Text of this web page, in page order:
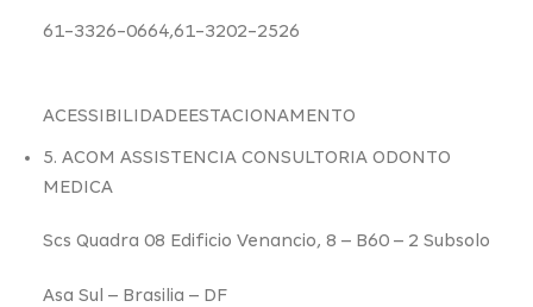
61-3326-0664,61-3202-2526
ACESSIBILIDADEESTACIONAMENTO
5. ACOM ASSISTENCIA CONSULTORIA ODONTO
MEDICA
Scs Quadra 08 Edificio Venancio, 8 – B60 – 2 Subsolo
Asa Sul – Brasilia – DF